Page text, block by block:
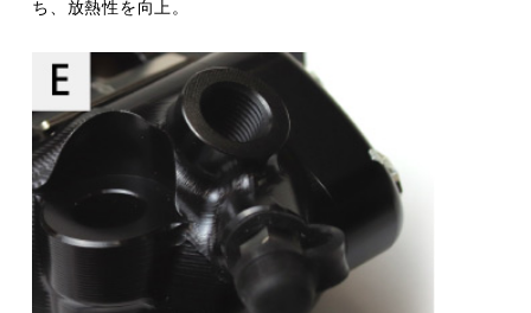
ち、放熱性を向上。